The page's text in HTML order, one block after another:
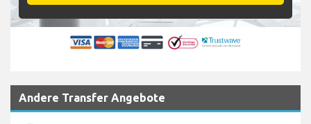
Andere Transfer Angebote